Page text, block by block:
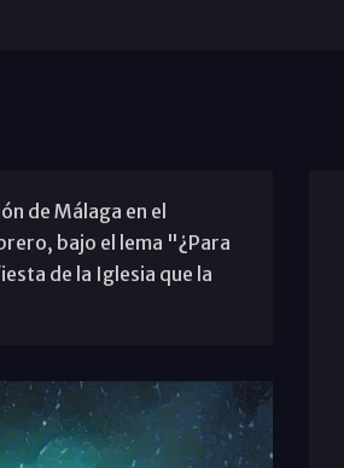
de Málaga en el
bajo el lema "¿Para
de la Iglesia que la